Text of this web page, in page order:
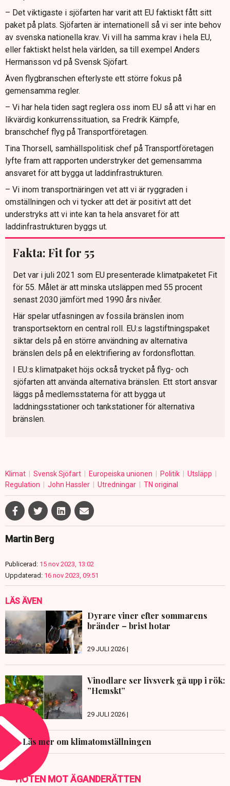
– Det viktigaste i sjöfarten har varit att EU faktiskt fått sitt
paket på plats. Sjöfarten är internationell så vi ser inte behov
av svenska nationella krav. Vi vill ha samma krav i hela EU,
eller faktiskt helst hela världen, sa till exempel Anders
Hermansson vd på Svensk Sjöfart.
Även flygbranschen efterlyste ett större fokus på
gemensamma regler.
– Vi har hela tiden sagt reglera oss inom EU så att vi har en
likvärdig konkurrenssituation, sa Fredrik Kämpfe,
branschchef flyg på Transportföretagen.
Tina Thorsell, samhällspolitisk chef på Transportföretagen
lyfte fram att rapporten understryker det gemensamma
ansvaret för att bygga ut laddinfrastrukturen.
– Vi inom transportnäringen vet att vi är ryggraden i
omställningen och vi tycker att det är positivt att det
understryks att vi inte kan ta hela ansvaret för att
laddinfrastrukturen byggs ut.
Fakta: Fit for 55
Det var i juli 2021 som EU presenterade klimatpaketet Fit
för 55. Målet är att minska utsläppen med 55 procent
senast 2030 jämfört med 1990 års nivåer.
Här spelar utfasningen av fossila bränslen inom
transportsektorn en central roll. EU:s lagstiftningspaket
siktar dels på en större användning av alternativa
bränslen dels på en elektrifiering av fordonsflottan.
I EU:s klimatpaket höjs också trycket på flyg- och
sjöfarten att använda alternativa bränslen. Ett stort ansvar
läggs på medlemsstaterna för att bygga ut
laddningsstationer och tankstationer för alternativa
bränslen.
Klimat Svensk Sjöfart Europeiska unionen Politik
Utsläpp
Regulation
John Hassler Utredningar TN original
Martin Berg
Publicerad: 15 nov 2023, 13:02
Uppdaterad: 16 nov 2023, 09:51
LÄS ÄVEN
Dyrare viner efter sommarens
bränder – brist hotar
29 JULI 2026 |
Vinodlare ser livsverk gå upp i rök:
”Hemskt”
29 JULI 2026 |
Läs mer om klimatomställningen
HOTEN MOT ÄGANDERÄTTEN